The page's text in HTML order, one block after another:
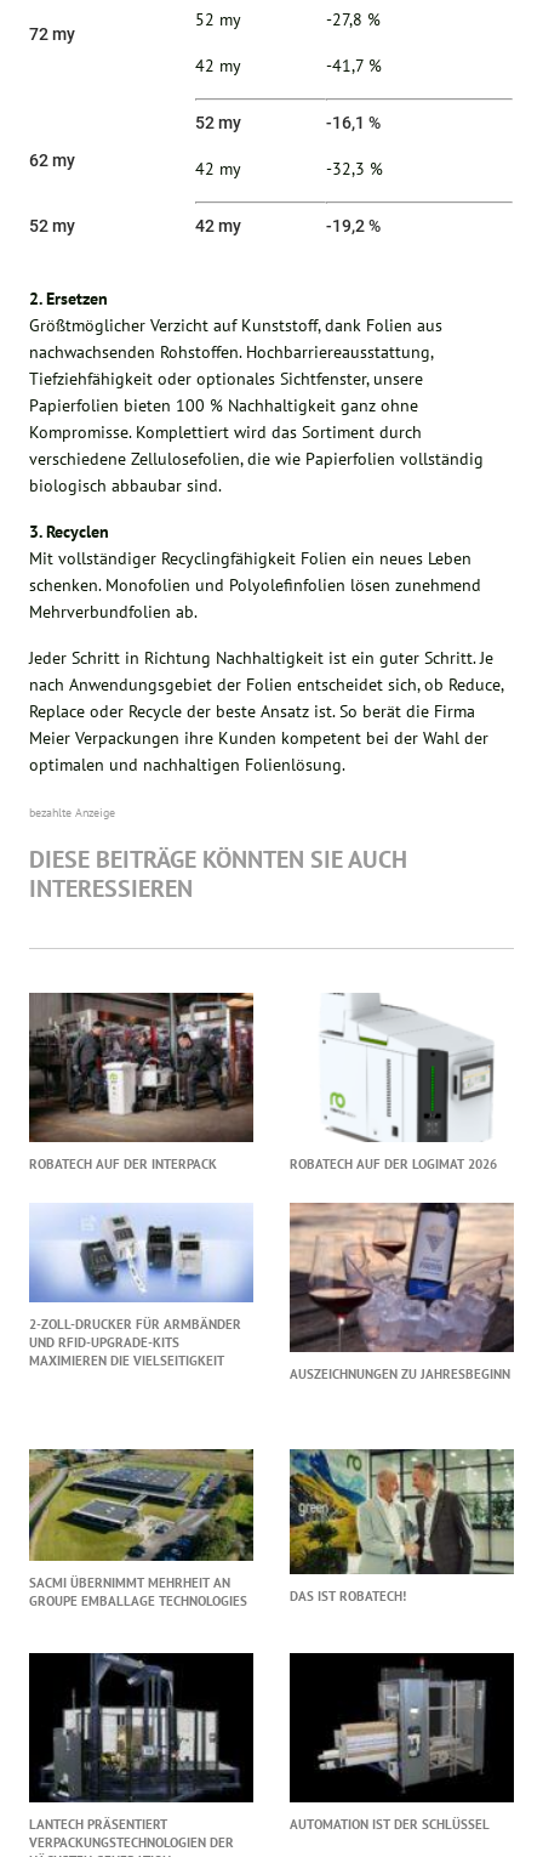
72 my
52 my
42 my
-27,8 %
-41,7 %
62 my
52 my
42 my
-16,1 %
-32,3 %
52 my 42 my -19,2 %
2. Ersetzen
Größtmöglicher Verzicht auf Kunststoff, dank Folien aus
nachwachsenden Rohstoffen. Hochbarriereausstattung,
Tiefziehfähigkeit oder optionales Sichtfenster, unsere
Papierfolien bieten 100 % Nachhaltigkeit ganz ohne
Kompromisse. Komplettiert wird das Sortiment durch
verschiedene Zellulosefolien, die wie Papierfolien vollständig
biologisch abbaubar sind.
3. Recyclen
Mit vollständiger Recyclingfähigkeit Folien ein neues Leben
schenken. Monofolien und Polyolefinfolien lösen zunehmend
Mehrverbundfolien ab.
Jeder Schritt in Richtung Nachhaltigkeit ist ein guter Schritt. Je
nach Anwendungsgebiet der Folien entscheidet sich, ob Reduce,
Replace oder Recycle der beste Ansatz ist. So berät die Firma
Meier Verpackungen ihre Kunden kompetent bei der Wahl der
optimalen und nachhaltigen Folienlösung.
bezahlte Anzeige
DIESE BEITRÄGE KÖNNTEN SIE AUCH
INTERESSIEREN
ROBATECH AUF DER INTERPACK ROBATECH AUF DER LOGIMAT 2026
2-ZOLL-DRUCKER FÜR ARMBÄNDER
UND RFID-UPGRADE-KITS
MAXIMIEREN DIE VIELSEITIGKEIT
AUSZEICHNUNGEN ZU JAHRESBEGINN
SACMI ÜBERNIMMT MEHRHEIT AN
GROUPE EMBALLAGE TECHNOLOGIES
DAS IST ROBATECH!
LANTECH PRÄSENTIERT
VERPACKUNGSTECHNOLOGIEN DER
AUTOMATION IST DER SCHLÜSSEL